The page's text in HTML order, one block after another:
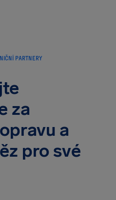
PARTNERY
za
a
pro své